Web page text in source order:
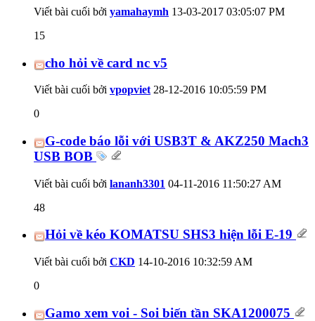
Viết bài cuối bởi yamahaymh 13-03-2017 03:05:07 PM
15
cho hỏi về card nc v5
Viết bài cuối bởi vpopviet 28-12-2016 10:05:59 PM
0
G-code báo lỗi với USB3T & AKZ250 Mach3
USB BOB
Viết bài cuối bởi lananh3301 04-11-2016 11:50:27 AM
48
Hỏi về kéo KOMATSU SHS3 hiện lỗi E-19
Viết bài cuối bởi CKD 14-10-2016 10:32:59 AM
0
Gamo xem voi - Soi biến tần SKA1200075